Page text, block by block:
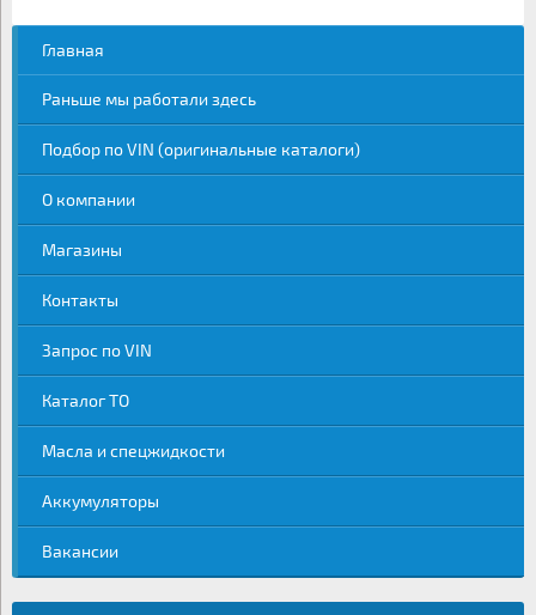
Главная
Раньше мы работали здесь
Подбор по VIN (оригинальные каталоги)
О компании
Магазины
Контакты
Запрос по VIN
Каталог ТО
Масла и спецжидкости
Аккумуляторы
Вакансии